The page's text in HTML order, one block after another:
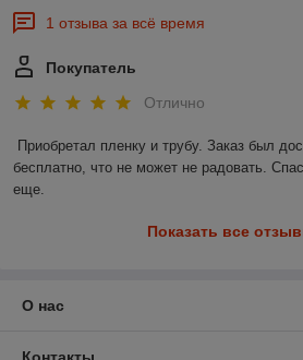
1 отзыва за всё время
Покупатель
Отлично
Приобретал пленку и трубу. Заказ был
бесплатно, что не может не радовать.
еще.
Показать все
О нас
Контакты